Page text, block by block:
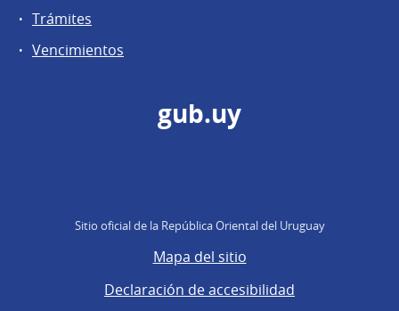
Trámites
Vencimientos
gub.uy
Sitio oficial de la República Oriental del Uruguay
Mapa del sitio
Declaración de accesibilidad